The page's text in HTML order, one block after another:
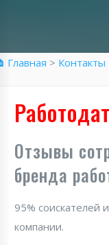
Главная > Контакты
Отзывы
бренда
95% соискателей
компании.